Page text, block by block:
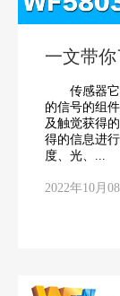
一文带
传感器它
的信号的组
及触觉获得
得的信息进
度、光、...
2022年10月